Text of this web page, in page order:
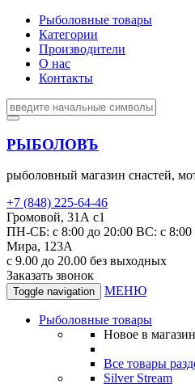
Рыболовные товары
Категории
Производители
О нас
Контакты
РЫБОЛОВЪ
рыболовный магазин снастей,
+7 (848) 225-64-46
Громовой, 31А с1
ПН-СБ: с 8:00 до 20:00 ВС: с 8:00
Мира, 123А
с 9.00 до 20.00 без выходных
Заказать звонок
Toggle navigation МЕНЮ
Рыболовные товары
Новое в
Все товары
Silver Stream